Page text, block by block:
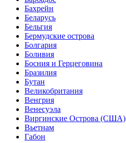
Бахрейн
Беларусь
Бельгия
Бермудские острова
Болгария
Боливия
Босния и Герцеговина
Бразилия
Бутан
Великобритания
Венгрия
Венесуэла
Виргинские Острова (США)
Вьетнам
Габон